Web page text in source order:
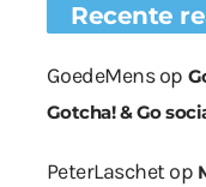
Recente
GoedeMensop
Gotcha! & Go
PeterLaschetop